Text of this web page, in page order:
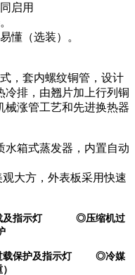
启用
懂（选装）。
，套内螺纹铜管，设计
冷排，由翘片加上行列铜
械涨管工艺和先进换热器
水箱式蒸发器，内置自动
大方，外表板采用快速
及指示灯 ◎压缩机过
载保护及指示灯 ◎冷媒